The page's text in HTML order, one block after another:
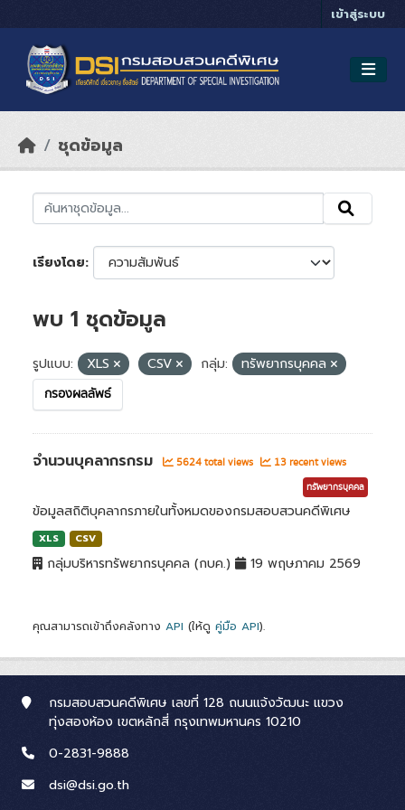
เข้าสู่ระบบ
ชุดข้อมูล
เรียงโดย
พบ 1 ชุดข้อมูล
รูปแบบ: XLS CSV กลุ่ม: ทรัพยากรบุคคล
กรองผลลัพธ์
จำนวนบุคลากรกรม 5624 total views 13 recent views
ทรัพยากรบุคคล
ข้อมูลสถิติบุคลากรภายในทั้งหมดของกรมสอบสวนคดีพิเศษ
XLS CSV
กลุ่มบริหารทรัพยากรบุคคล (กบค.) 19 พฤษภาคม 2569
คุณสามารถเข้าถึงคลังทาง API (ให้ดู คู่มือ API).
กรมสอบสวนคดีพิเศษ เลขที่ 128 ถนนแจ้งวัฒนะ แขวง
ทุ่งสองห้อง เขตหลักสี่ กรุงเทพมหานคร 10210
0-2831-9888
dsi@dsi.go.th